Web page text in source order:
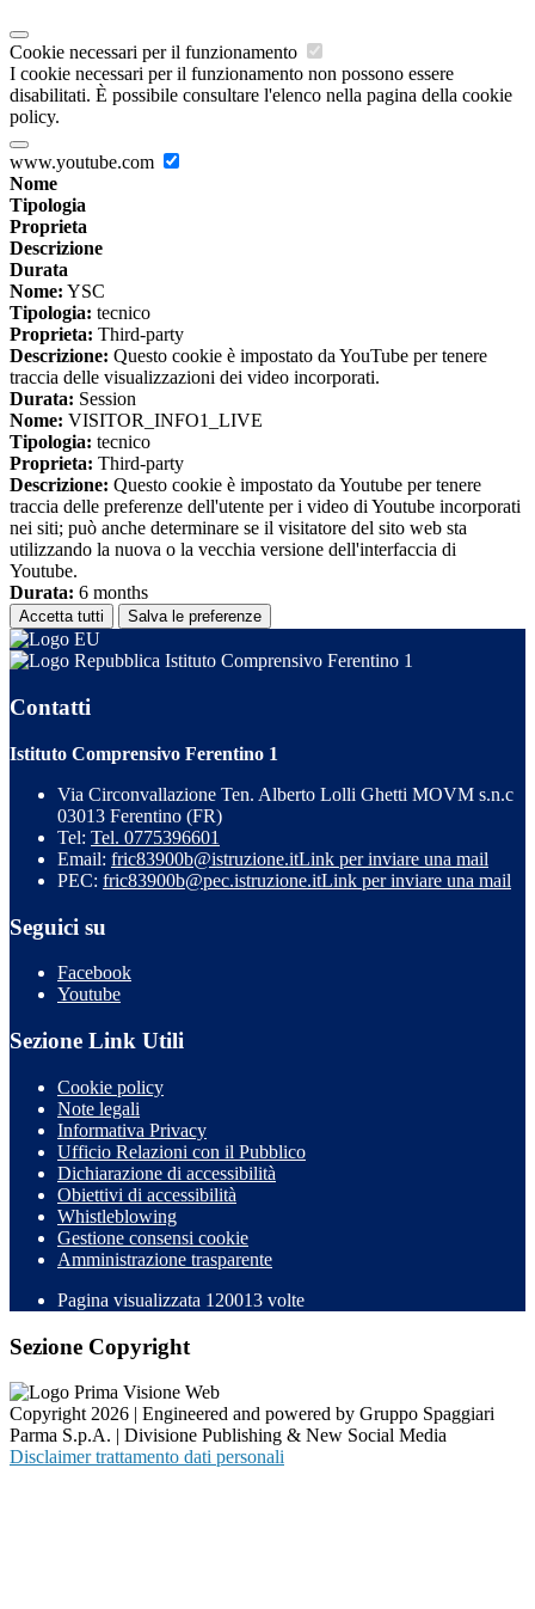
Cookie necessari per il funzionamento
I cookie necessari per il funzionamento non possono essere
disabilitati. È possibile consultare l'elenco nella pagina della cookie
policy.
www.youtube.com
Nome
Tipologia
Proprieta
Descrizione
Durata
Nome: YSC
Tipologia: tecnico
Proprieta: Third-party
Descrizione: Questo cookie è impostato da YouTube per tenere
traccia delle visualizzazioni dei video incorporati.
Durata: Session
Nome: VISITOR_INFO1_LIVE
Tipologia: tecnico
Proprieta: Third-party
Descrizione: Questo cookie è impostato da Youtube per tenere
traccia delle preferenze dell'utente per i video di Youtube incorporati
nei siti; può anche determinare se il visitatore del sito web sta
utilizzando la nuova o la vecchia versione dell'interfaccia di
Youtube.
Durata: 6 months
Accetta tutti Salva le preferenze
Istituto Comprensivo Ferentino 1
Contatti
Istituto Comprensivo Ferentino 1
Via Circonvallazione Ten. Alberto Lolli Ghetti MOVM s.n.c
03013 Ferentino (FR)
Tel: Tel. 0775396601
Email: fric83900b@istruzione.itLink per inviare una mail
PEC: fric83900b@pec.istruzione.itLink per inviare una mail
Seguici su
Facebook
Youtube
Sezione Link Utili
Cookie policy
Note legali
Informativa Privacy
Ufficio Relazioni con il Pubblico
Dichiarazione di accessibilità
Obiettivi di accessibilità
Whistleblowing
Gestione consensi cookie
Amministrazione trasparente
Pagina visualizzata 120013 volte
Sezione Copyright
Copyright 2026 | Engineered and powered by Gruppo Spaggiari
Parma S.p.A. | Divisione Publishing & New Social Media
Disclaimer trattamento dati personali